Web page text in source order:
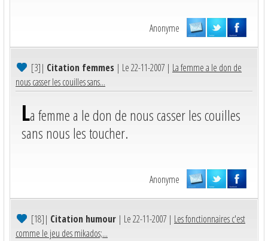
Anonyme
[3]| Citation femmes | Le 22-11-2007 | La femme a le don de
nous casser les couilles sans...
La femme a le don de nous casser les couilles
sans nous les toucher.
Anonyme
[18]| Citation humour | Le 22-11-2007 | Les fonctionnaires c'est
comme le jeu des mikados;...